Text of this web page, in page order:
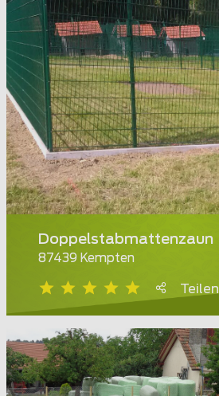
Doppelstabmattenzaun
87439 Kempten
Teilen